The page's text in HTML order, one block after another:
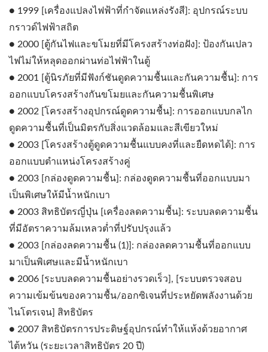
● 1999 [เครื่องแปลงไฟฟ้าที่กำจัดแหล่งรังสี]: อุปกรณ์ระบบ
กราวด์ไฟฟ้าสถิต
● 2000 [ตู้กันไฟและขโมยที่มีโครงสร้างท่อฝัง]: ป้องกันเปลว
ไฟไม่ให้หลุดออกผ่านท่อไฟฟ้าในตู้
● 2001 [ตู้นิรภัยที่มีฟังก์ชันดูดความชื้นและกันความชื้น]: การ
ออกแบบโครงสร้างกันขโมยและกันความชื้นพิเศษ
● 2002 [โครงสร้างอุปกรณ์ดูดความชื้น]: การออกแบบกลไก
ดูดความชื้นที่เป็นมิตรกับสิ่งแวดล้อมและสีเขียวใหม่
● 2003 [โครงสร้างตู้ดูดความชื้นแบบคงที่และยืดหดได้]: การ
ออกแบบตำแหน่งโครงสร้างคู่
● 2003 [กล่องดูดความชื้น]: กล่องดูดความชื้นที่ออกแบบมา
เป็นพิเศษให้มีน้ำหนักเบา
● 2003 สิทธิบัตรญี่ปุ่น [เครื่องลดความชื้น]: ระบบลดความชื้น
ที่มีอัตราความล้มเหลวต่ำที่ปรับปรุงแล้ว
● 2003 [กล่องลดความชื้น (1)]: กล่องลดความชื้นที่ออกแบบ
มาเป็นพิเศษและมีน้ำหนักเบา
● 2006 [ระบบลดความชื้นอย่างรวดเร็ว], [ระบบตรวจสอบ
ความเข้มข้นของความชื้น/ออกซิเจนที่ประหยัดพลังงานด้วย
ไนโตรเจน] สิทธิบัตร
● 2007 สิทธิบัตรการประดิษฐ์อุปกรณ์ทำให้แห้งด้วยอากาศ
ไต้หวัน (ระยะเวลาสิทธิบัตร 20 ปี)